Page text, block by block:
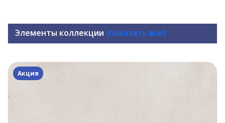
Элементы коллекции (показать все)
Акция